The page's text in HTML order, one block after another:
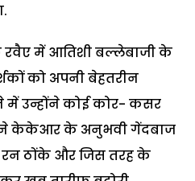
रवैए में आतिशी बल्लेबाजी के
को अपनी बेहतरीन
उन्होंने कोई कोर- कसर
केकेआर के अनुभवी गेंदबाज
ठोंके और जिस तरह के